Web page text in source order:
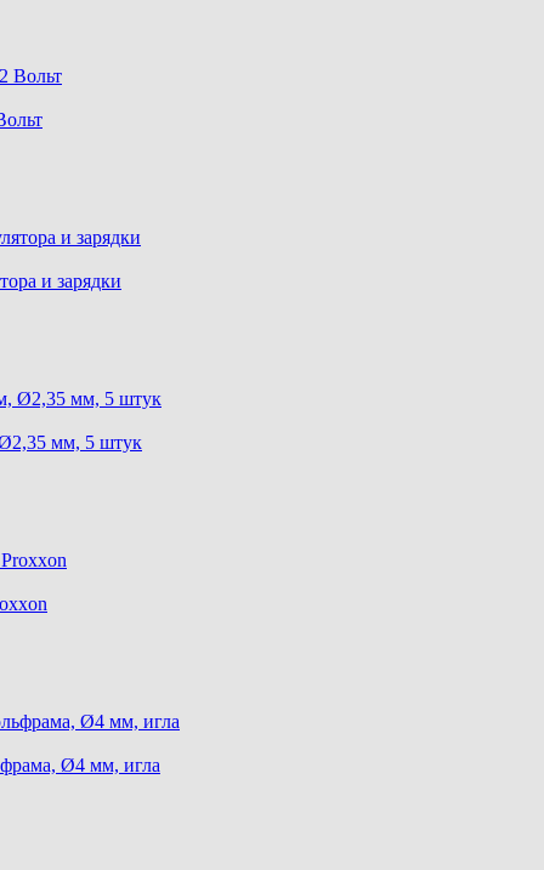
и зарядки
мм, 5 штук
Ø4 мм, игла